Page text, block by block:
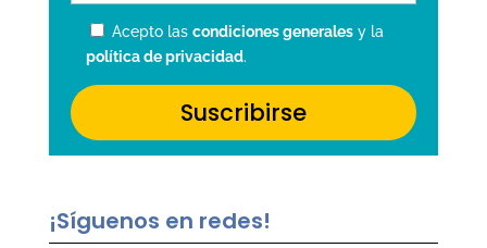
Acepto las condiciones generalesy la
política de privacidad.
¡Síguenos en redes!